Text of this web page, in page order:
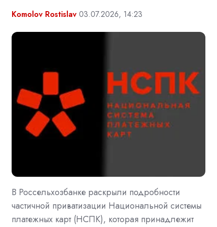
Komolov Rostislav 03.07.2026, 14:23
В Россельхозбанке раскрыли подробности
частичной приватизации Национальной системы
платежных карт (НСПК), которая принадлежит